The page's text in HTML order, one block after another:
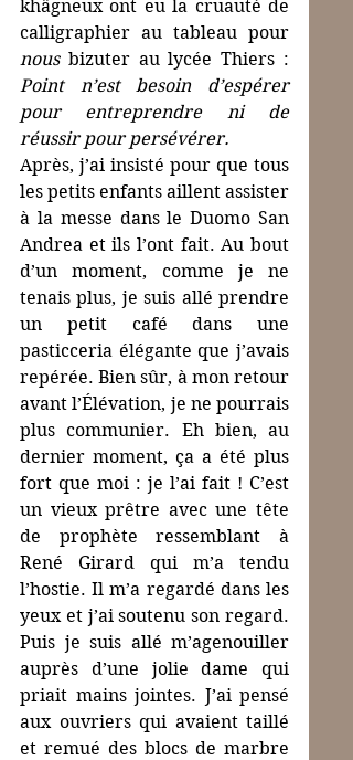
khâgneux ont eu la cruauté de
nous
Point n’est besoin d’espérer
pour entreprendre ni de
réussir pour persévérer.
Après, j’ai insisté pour que tous
les petits enfants aillent assister
à la messe dans le Duomo San
Andrea et ils l’ont fait. Au bout
d’un moment, comme je ne
tenais plus, je suis allé prendre
un petit café dans une
pasticceria élégante que j’avais
repérée. Bien sûr, à mon retour
avant l’Élévation, je ne pourrais
plus communier. Eh bien, au
dernier moment, ça a été plus
fort que moi : je l’ai fait ! C’est
un vieux prêtre avec une tête
de prophète ressemblant à
René Girard qui m’a tendu
l’hostie. Il m’a regardé dans les
yeux et j’ai soutenu son regard.
Puis je suis allé m’agenouiller
auprès d’une jolie dame qui
priait mains jointes. J’ai pensé
aux ouvriers qui avaient taillé
et remué des blocs de marbre